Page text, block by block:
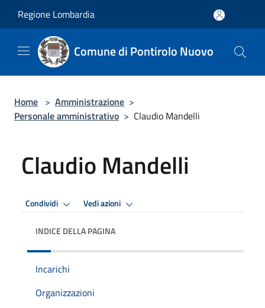
Regione Lombardia
Comune di Pontirolo Nuovo
Home > Amministrazione >
Personale amministrativo > Claudio Mandelli
Claudio Mandelli
Condividi Vedi azioni
INDICE DELLA PAGINA
Incarichi
Organizzazioni